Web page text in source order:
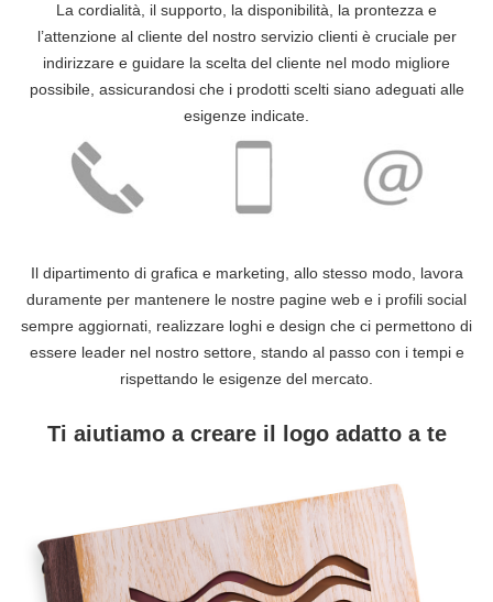
La cordialità, il supporto, la disponibilità, la prontezza e
l’attenzione al cliente del nostro servizio clienti è cruciale per
indirizzare e guidare la scelta del cliente nel modo migliore
possibile, assicurandosi che i prodotti scelti siano adeguati alle
esigenze indicate.
Il dipartimento di grafica e marketing, allo stesso modo, lavora
duramente per mantenere le nostre pagine web e i profili social
sempre aggiornati, realizzare loghi e design che ci permettono di
essere leader nel nostro settore, stando al passo con i tempi e
rispettando le esigenze del mercato.
Ti aiutiamo a creare il logo adatto a te